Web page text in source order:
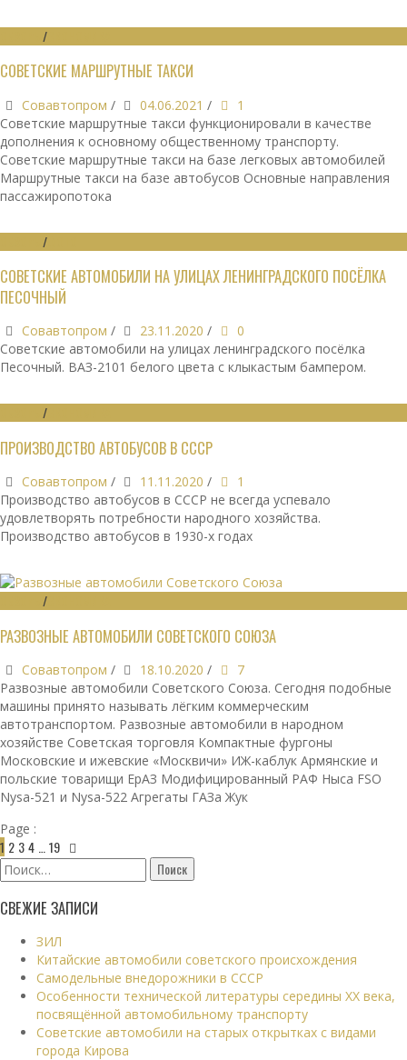
/
СОВЕТСКИЕ МАРШРУТНЫЕ ТАКСИ
Совавтопром / 04.06.2021 /
1
Советские маршрутные такси функционировали в качестве
дополнения к основному общественному транспорту.
Советские маршрутные такси на базе легковых автомобилей
Маршрутные такси на базе автобусов Основные направления
пассажиропотока
/
СОВЕТСКИЕ АВТОМОБИЛИ НА УЛИЦАХ ЛЕНИНГРАДСКОГО ПОСЁЛКА
ПЕСОЧНЫЙ
Совавтопром / 23.11.2020 /
0
Советские автомобили на улицах ленинградского посёлка
Песочный. ВАЗ-2101 белого цвета с клыкастым бампером.
/
ПРОИЗВОДСТВО АВТОБУСОВ В СССР
Совавтопром / 11.11.2020 /
1
Производство автобусов в СССР не всегда успевало
удовлетворять потребности народного хозяйства.
Производство автобусов в 1930-х годах
/
РАЗВОЗНЫЕ АВТОМОБИЛИ СОВЕТСКОГО СОЮЗА
Совавтопром / 18.10.2020 /
7
Развозные автомобили Советского Союза. Сегодня подобные
машины принято называть лёгким коммерческим
автотранспортом. Развозные автомобили в народном
хозяйстве Советская торговля Компактные фургоны
Московские и ижевские «Москвичи» ИЖ-каблук Армянские и
польские товарищи ЕрАЗ Модифицированный РАФ Ныса FSO
Nysa-521 и Nysa-522 Агрегаты ГАЗа Жук
Page :
1 2 34 19
Найти:
СВЕЖИЕ ЗАПИСИ
ЗИЛ
Китайские автомобили советского происхождения
Самодельные внедорожники в СССР
Особенности технической литературы середины XX века,
посвящённой автомобильному транспорту
Советские автомобили на старых открытках с видами
города Кирова